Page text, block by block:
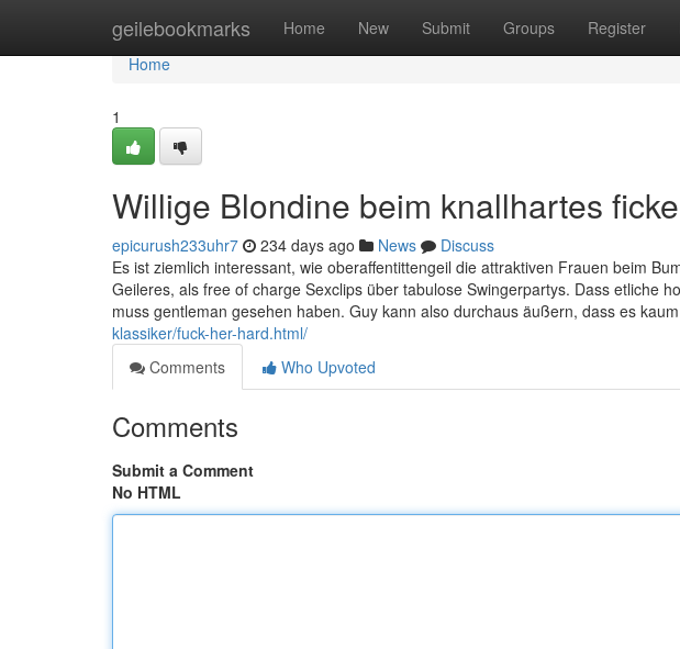
geilebookmarks Home New Submit Groups Register
Home
Home
1
Willige Blondine beim knallhartes
epicurush233uhr7 234 days ago News
Discuss
Es ist ziemlich interessant, wie oberaffentittengeil die attraktiven Frauen beim
Geileres, als free of charge Sexclips über tabulose Swingerpartys. Dass etliche
muss gentleman gesehen haben. Guy kann also durchaus äußern, dass es
klassiker/fuck-her-hard.html/
Comments
Who Upvoted
Comments
Submit a Comment
No HTML